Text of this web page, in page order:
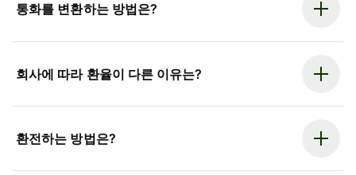
통화를 변환하는 방법은?
회사에 따라 환율이 다른 이유는?
환전하는 방법은?